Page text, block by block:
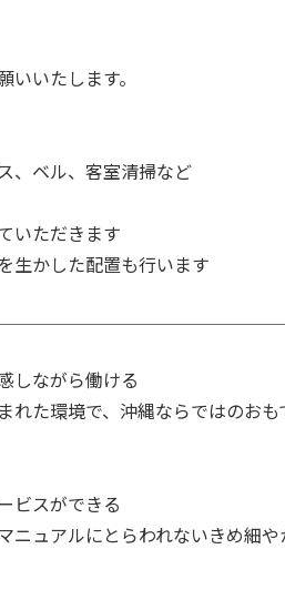
いたします。
、ベル、客室清掃など
いただきます
生かした配置も行います
しながら働ける
れた環境で、沖縄ならではのお
ビスができる
ニュアルにとらわれないきめ細